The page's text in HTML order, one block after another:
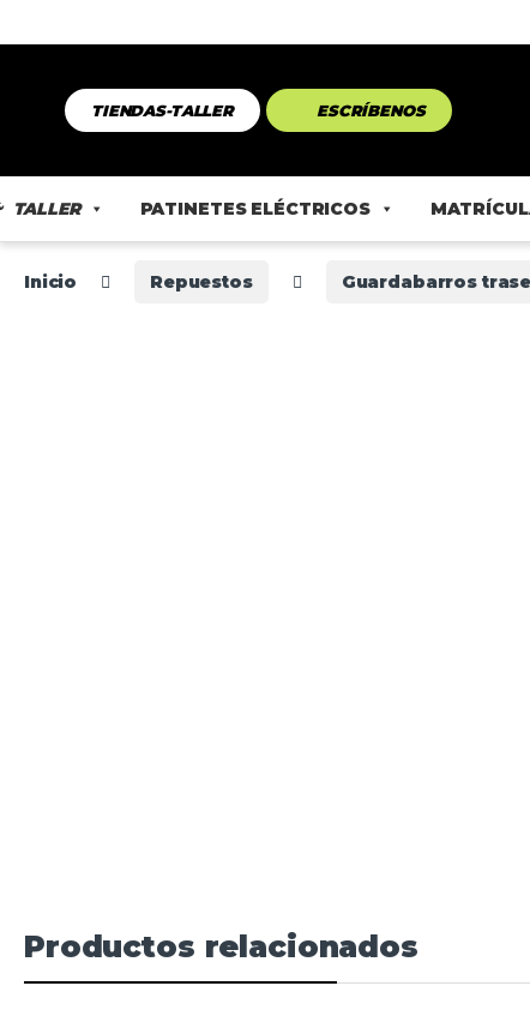
TIENDAS-TALLER ESCRÍBENOS
TALLER PATINETES ELÉCTRICOS
Inicio Repuestos Guardabarros
Productos relacionados